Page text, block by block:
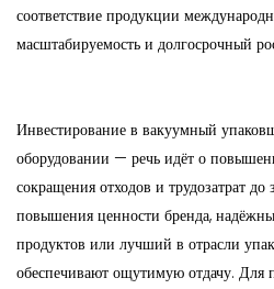
соответствие продукции
масштабируемость и долгосрочный
Инвестирование в вакуумный
оборудовании — речь идёт о
сокращения отходов и трудозатрат
повышения ценности бренда,
продуктов или лучший в отрасли
обеспечивают ощутимую отдачу. Для